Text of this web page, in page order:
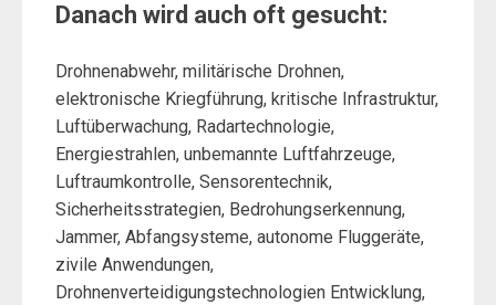
Danach wird auch oft gesucht:
Drohnenabwehr, militärische Drohnen,
elektronische Kriegführung, kritische Infrastruktur,
Luftüberwachung, Radartechnologie,
Energiestrahlen, unbemannte Luftfahrzeuge,
Luftraumkontrolle, Sensorentechnik,
Sicherheitsstrategien, Bedrohungserkennung,
Jammer, Abfangsysteme, autonome Fluggeräte,
zivile Anwendungen,
Drohnenverteidigungstechnologien Entwicklung,